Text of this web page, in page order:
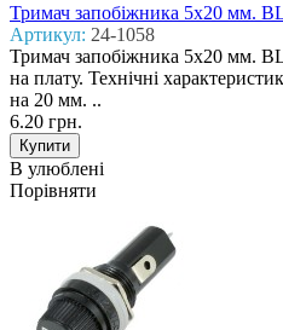
Тримач запобіжника 5x20 мм.
Артикул: 24-1058
Тримач запобіжника 5x20 мм.
на плату. Технічні
на 20 мм. ..
6.20 грн.
В улюблені
Порівняти